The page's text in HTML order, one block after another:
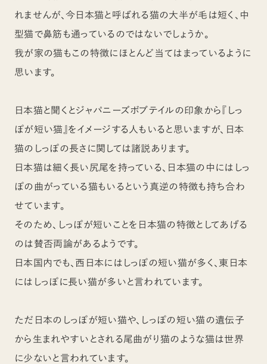
れませんが、今日本猫と呼ばれる猫の大半が毛は短く、中
型猫で鼻筋も通っているのではないでしょうか。
我が家の猫もこの特徴にほとんど当てはまっているように
思います。
日本猫と聞くとジャパニーズボブテイルの印象から『しっ
ぽが短い猫』をイメージする人もいると思いますが、日本
猫のしっぽの長さに関しては諸説あります。
日本猫は細く長い尻尾を持っている、日本猫の中にはしっ
ぽの曲がっている猫もいるという真逆の特徴も持ち合わ
せています。
そのため、しっぽが短いことを日本猫の特徴としてあげる
のは賛否両論があるようです。
日本国内でも、西日本にはしっぽの短い猫が多く、東日本
にはしっぽに長い猫が多いと言われています。
ただ日本のしっぽが短い猫や、しっぽの短い猫の遺伝子
から生まれやすいとされる尾曲がり猫のような猫は世界
に少ないと言われています。